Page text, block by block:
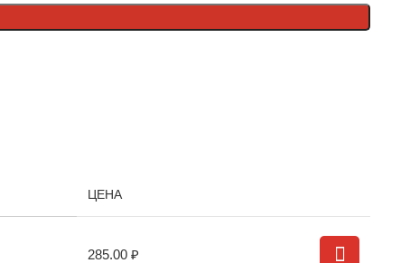
ЦЕНА
285.00 ₽